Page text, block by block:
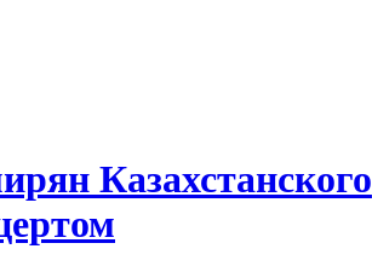
Казахстанского